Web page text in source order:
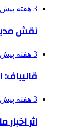
3 هفته پیش
نقش
3 هفته پیش
3 هفته پیش
اثر